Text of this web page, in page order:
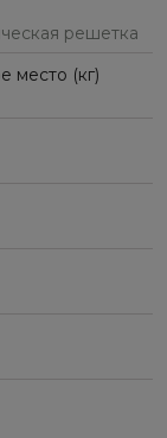
решетка
место (кг)